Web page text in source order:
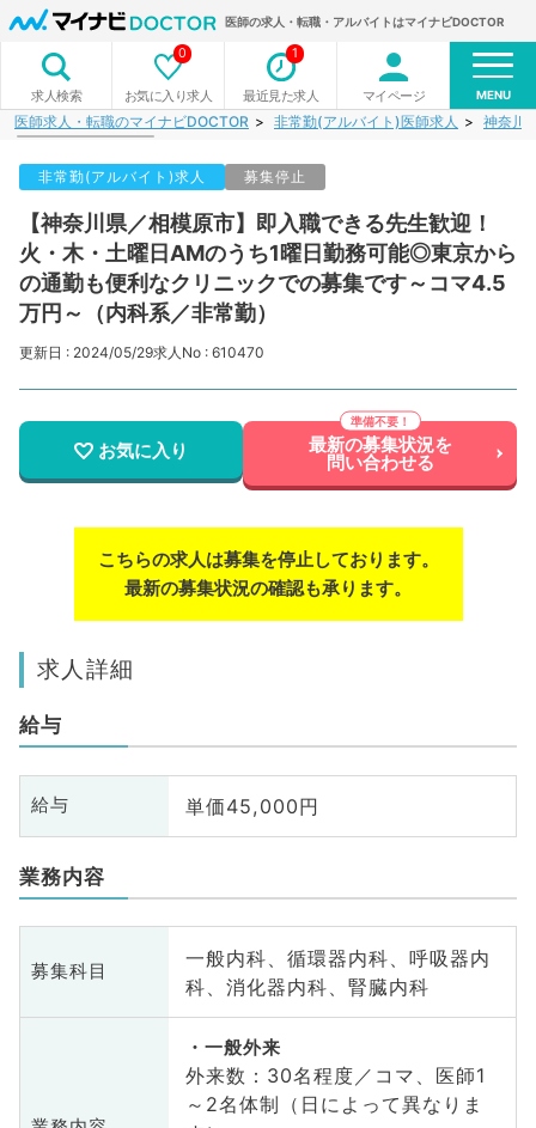
医師の求人・転職・アルバイトはマイナビDOCTOR
求人検索 お気に入り求人
0
最近見た求人
1
マイページ MENU
医師求人・転職のマイナビDOCTOR 非常勤(アルバイト)医師求人 神奈川
非常勤(アルバイト)求人 募集停止
【神奈川県／相模原市】即入職できる先生歓迎！
火・木・土曜日AMのうち1曜日勤務可能◎東京から
の通勤も便利なクリニックでの募集です～コマ4.5
万円～（内科系／非常勤）
更新日 : 2024/05/29求人No : 610470
お気に入り 最新の募集状況を
問い合わせる
こちらの求人は募集を停止しております。
最新の募集状況の確認も承ります。
求人詳細
給与
給与 単価45,000円
業務内容
募集科目
一般内科、循環器内科、呼吸器内
科、消化器内科、腎臓内科
一般外来
外来数：30名程度／コマ、医師1
～2名体制（日によって異なりま